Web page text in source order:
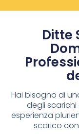
Ditte
Hai bisogno di
degli
esperienza
scarico